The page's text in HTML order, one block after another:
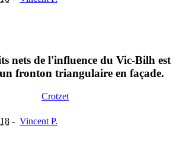
nets de l'influence du Vic-Bilh est
fronton triangulaire en façade.
Crotzet
- Vincent P.